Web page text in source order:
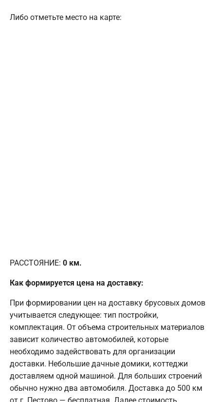
Либо отметьте место на карте:
РАССТОЯНИЕ: 0 км.
Как формируется цена на доставку:
При формировании цен на доставку брусовых домов
учитывается следующее: тип постройки,
комплектация. От объема строительных материалов
зависит количество автомобилей, которые
необходимо задействовать для организации
доставки. Небольшие дачные домики, коттеджи
доставляем одной машиной. Для больших строений
обычно нужно два автомобиля. Доставка до 500 км